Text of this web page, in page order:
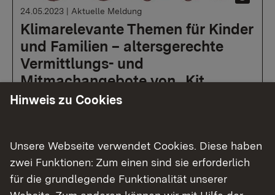
Klimarelevante Themen für Kinder
und Familien – altersgerechte
Vermittlungs- und
Mitmachangebote von „Kit
Klimamonster“ & Freunden
24.05.2023 | Aktuelle Meldung
Veranstaltung auf der Konferenzplattform
Webex
Hinweis zu Cookies
Unsere Webseite verwendet Cookies. Diese haben
zwei Funktionen: Zum einen sind sie erforderlich
für die grundlegende Funktionalität unserer